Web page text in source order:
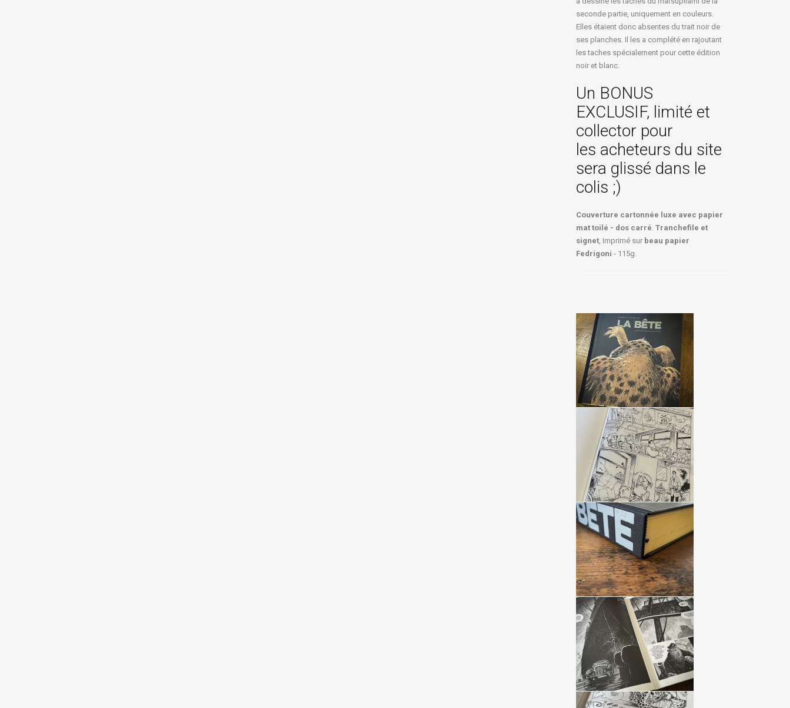
seconde partie, uniquement en couleurs.
Elles étaient donc absentes du trait noir de
ses planches. Il les a complété en rajoutant
les taches spécialement pour cette édition
noir et blanc.
Un BONUS
EXCLUSIF, limité et
collector pour
les acheteurs du site
sera glissé dans le
colis ;)
Couverture cartonnée luxe avec papier
mat toilé - dos carré. Tranchefile et
signet, Imprimé sur beau papier
Fedrigoni - 115g.